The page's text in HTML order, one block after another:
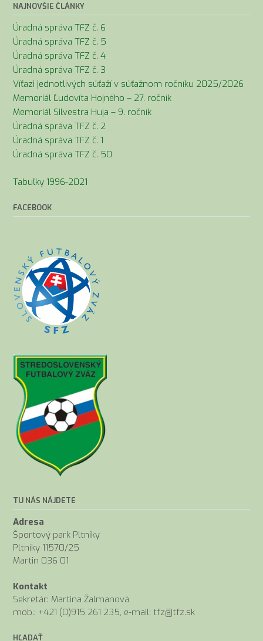
NAJNOVŠIE ČLÁNKY
Úradná správa TFZ č. 6
Úradná správa TFZ č. 5
Úradná správa TFZ č. 4
Úradná správa TFZ č. 3
Víťazi jednotlivých súťaží v súťažnom ročníku 2025/2026
Memoriál Ľudovíta Hojného – 27. ročník
Memoriál Silvestra Huja – 9. ročník
Úradná správa TFZ č. 2
Úradná správa TFZ č. 1
Úradná správa TFZ č. 50
Tabuľky 1996-2021
FACEBOOK
TU NÁS NÁJDETE
Adresa
Športový park Pltníky
Pltníky 11570/25
Martin 036 01
Kontakt
Sekretár: Martina Žalmanová
mob.: +421 (0)915 261 235, e-mail: tfz@tfz.sk
HĽADAŤ